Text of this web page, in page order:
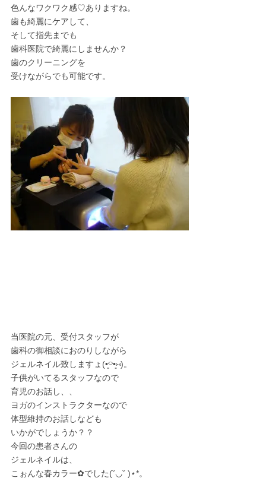
色んなワクワク感♡ありますね。
歯も綺麗にケアして、
そして指先までも
歯科医院で綺麗にしませんか？
歯のクリーニングを
受けながらでも可能です。
当医院の元、受付スタッフが
歯科の御相談におのりしながら
ジェルネイル致しますょ(•͈⌔•͈⑅)。
子供がいてるスタッフなので
育児のお話し、、
ヨガのインストラクターなので
体型維持のお話しなども
いかがでしょうか？？
今回の患者さんの
ジェルネイルは、
こぉんな春カラー✿でした(ˇ◡ˇ )⋆*。